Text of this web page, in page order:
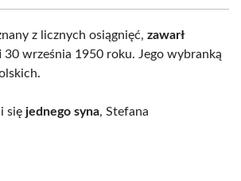
z licznych osiągnięć, zawarł
30 września 1950 roku. Jego wybranką
się jednego syna, Stefana